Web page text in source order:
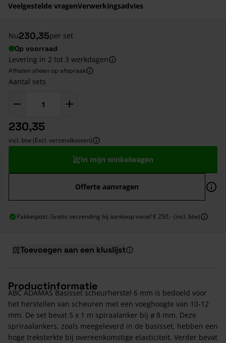
Veelgestelde vragenVerwerkingsadvies
Nu230,35per set
Op voorraad
Levering in 2 tot 3 werkdagen
Afhalen alleen op afspraak
Aantal sets
230,35
incl. btw (Excl. verzendkosten)
In mijn winkelwagen
Offerte aanvragen
Pakketpost: Gratis verzending bij aankoop vanaf € 250,- (incl. btw)
Toevoegen aan een kluslijst
Productinformatie
ABC ADAMAS Basisset scheurherstel 6 mm is bedoeld voor
het herstellen van scheuren met een voeghoogte van 10-12
mm. De set bevat 5 x 1 m spiraalanker bij ø 8 mm. Deze
spriraalankers, zoals meegeleverd in de basisset, hebben een
hoge treksterkte bij overeenkomstige elasticiteit. Verder bevat